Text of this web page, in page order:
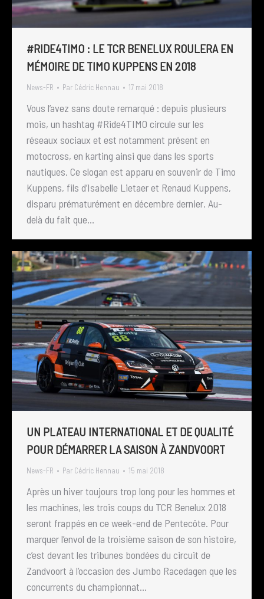
#RIDE4TIMO : LE TCR BENELUX ROULERA EN
MÉMOIRE DE TIMO KUPPENS EN 2018
News-FR Par Cédric Hennau 17 mai 2018
Vous l’avez sans doute remarqué : depuis plusieurs
mois, un hashtag #Ride4TIMO circule sur les
réseaux sociaux et est notamment présent en
motocross, en karting ainsi que dans les sports
nautiques. Ce slogan est apparu en souvenir de Timo
Kuppens, fils d’Isabelle Lietaer et Renaud Kuppens,
disparu prématurément en décembre dernier. Au-
delà du fait que…
UN PLATEAU INTERNATIONAL ET DE QUALITÉ
POUR DÉMARRER LA SAISON À ZANDVOORT
News-FR Par Cédric Hennau 15 mai 2018
Après un hiver toujours trop long pour les hommes et
les machines, les trois coups du TCR Benelux 2018
seront frappés en ce week-end de Pentecôte. Pour
marquer l’envol de la troisième saison de son histoire,
c’est devant les tribunes bondées du circuit de
Zandvoort à l’occasion des Jumbo Racedagen que les
concurrents du championnat…